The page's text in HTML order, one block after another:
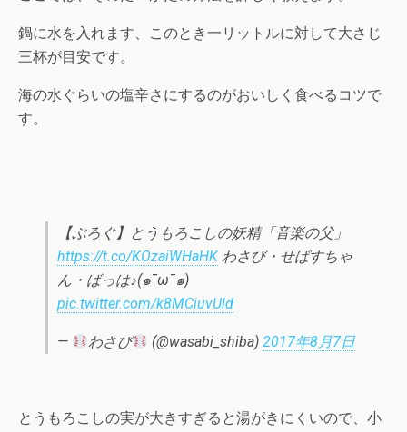
鍋に水を入れます、このとき一リットルに対して大さじ
三杯が目安です。
海の水ぐらいの塩辛さにするのがおいしく食べるコツで
す。
【ぶろぐ】とうもろこしの妖精「音楽の父」
https://t.co/KOzaiWHaHKわさび・せばすちゃ
ん・ばっは♪(๑¯ω¯๑)
pic.twitter.com/k8MCiuvUld
— わさび (@wasabi_shiba)2017年8月7日
とうもろこしの実が大きすぎると湯がきにくいので、小